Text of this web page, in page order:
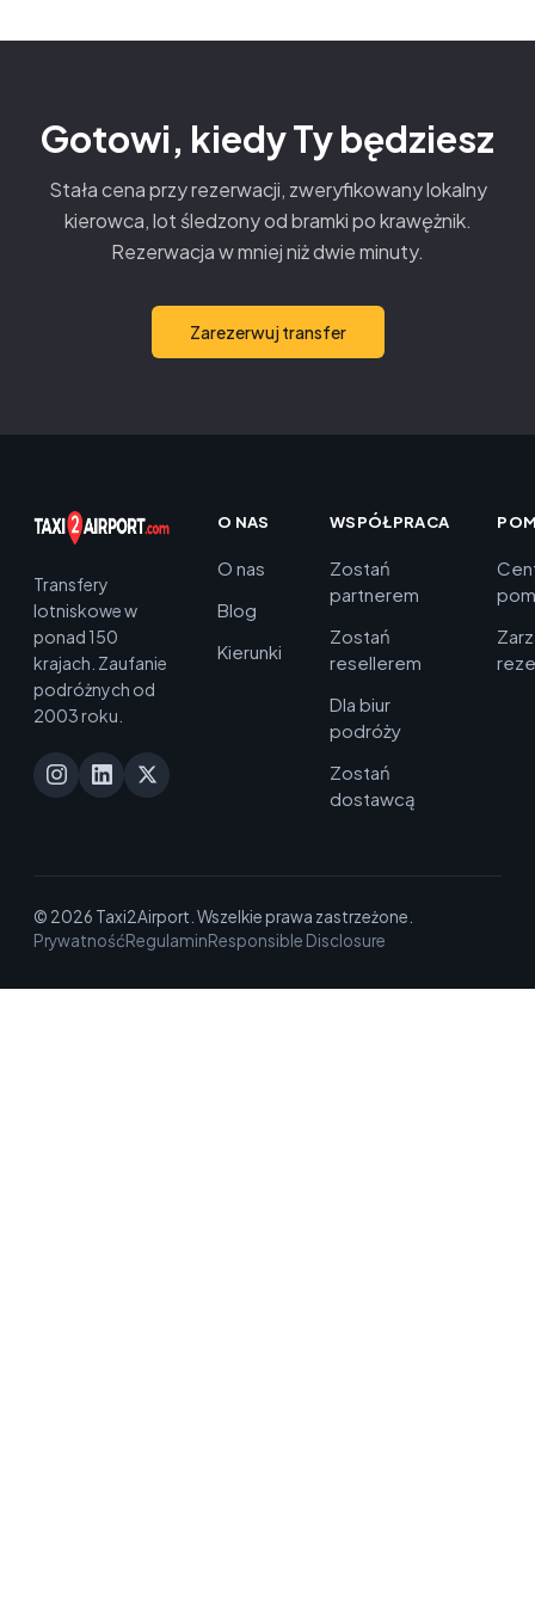
Gotowi, kiedy Ty będziesz
Stała cena przy rezerwacji, zweryfikowany lokalny
kierowca, lot śledzony od bramki po krawężnik.
Rezerwacja w mniej niż dwie minuty.
Zarezerwuj transfer
Transfery
lotniskowe w
ponad 150
krajach. Zaufanie
podróżnych od
2003 roku.
O NAS
O nas
Blog
Kierunki
WSPÓŁPRACA
Zostań
partnerem
Zostań
resellerem
Dla biur
podróży
Zostań
dostawcą
© 2026 Taxi2Airport. Wszelkie prawa zastrzeżone.
PrywatnośćRegulaminResponsible Disclosure